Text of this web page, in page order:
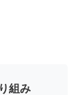
組み